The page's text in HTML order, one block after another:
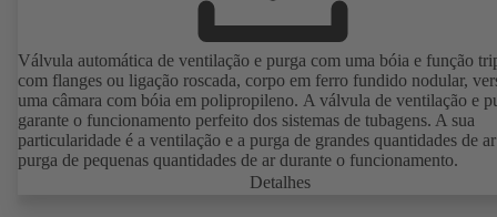
Válvula automática de ventilação e purga com uma bóia e função
com flanges ou ligação roscada, corpo em ferro fundido nodular,
uma câmara com bóia em polipropileno. A válvula de ventilação e purga
garante o funcionamento perfeito dos sistemas de tubagens. A sua
particularidade é a ventilação e a purga de grandes quantidades de
purga de pequenas quantidades de ar durante o funcionamento.
Detalhes